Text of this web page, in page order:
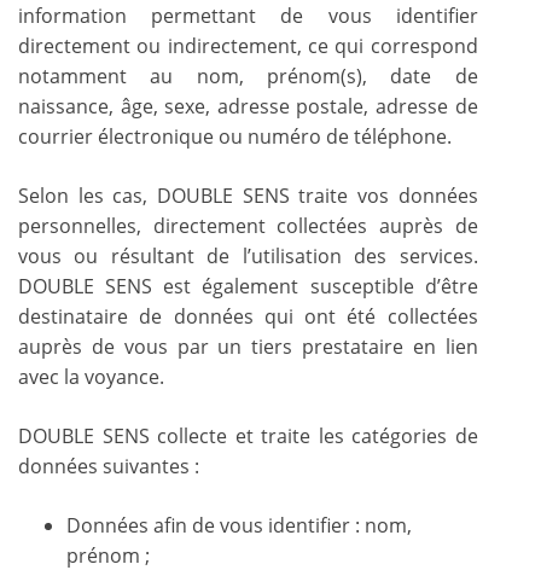
information permettant de vous identifier
directement ou indirectement, ce qui correspond
notamment au nom, prénom(s), date de
naissance, âge, sexe, adresse postale, adresse de
courrier électronique ou numéro de téléphone.
Selon les cas, DOUBLE SENS traite vos données
personnelles, directement collectées auprès de
vous ou résultant de l’utilisation des services.
DOUBLE SENS est également susceptible d’être
destinataire de données qui ont été collectées
auprès de vous par un tiers prestataire en lien
avec la voyance.
DOUBLE SENS collecte et traite les catégories de
données suivantes :
Données afin de vous identifier : nom,
prénom ;